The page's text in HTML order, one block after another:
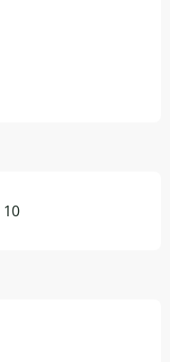
10